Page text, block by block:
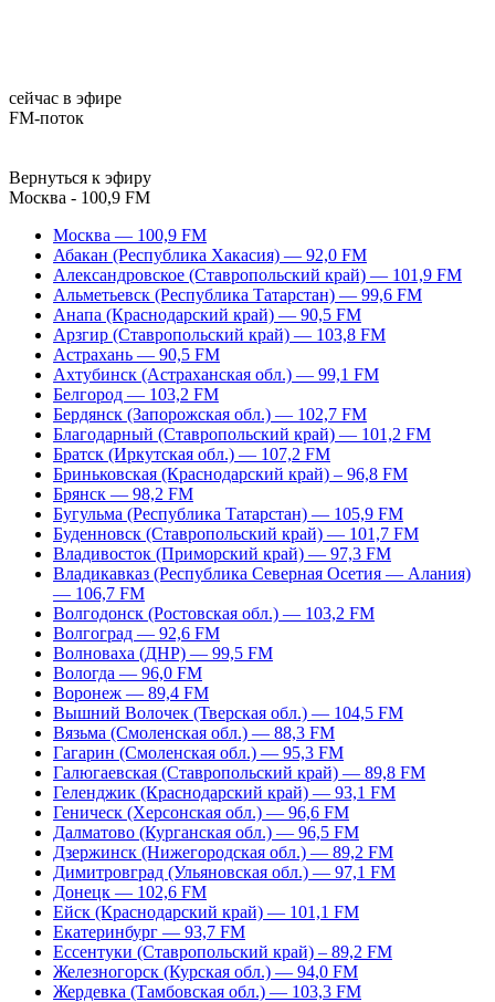
сейчас в эфире
FM-поток
Вернуться к эфиру
Москва - 100,9 FM
Москва — 100,9 FM
Абакан (Республика Хакасия) — 92,0 FM
Александровское (Ставропольский край) — 101,9 FM
Альметьевск (Республика Татарстан) — 99,6 FM
Анапа (Краснодарский край) — 90,5 FM
Арзгир (Ставропольский край) — 103,8 FM
Астрахань — 90,5 FM
Ахтубинск (Астраханская обл.) — 99,1 FM
Белгород — 103,2 FM
Бердянск (Запорожская обл.) — 102,7 FM
Благодарный (Ставропольский край) — 101,2 FM
Братск (Иркутская обл.) — 107,2 FM
Бриньковская (Краснодарский край) – 96,8 FM
Брянск — 98,2 FM
Бугульма (Республика Татарстан) — 105,9 FM
Буденновск (Ставропольский край) — 101,7 FM
Владивосток (Приморский край) — 97,3 FM
Владикавказ (Республика Северная Осетия — Алания)
— 106,7 FM
Волгодонск (Ростовская обл.) — 103,2 FM
Волгоград — 92,6 FM
Волноваха (ДНР) — 99,5 FM
Вологда — 96,0 FM
Воронеж — 89,4 FM
Вышний Волочек (Тверская обл.) — 104,5 FM
Вязьма (Смоленская обл.) — 88,3 FM
Гагарин (Смоленская обл.) — 95,3 FM
Галюгаевская (Ставропольский край) — 89,8 FM
Геленджик (Краснодарский край) — 93,1 FM
Геническ (Херсонская обл.) — 96,6 FM
Далматово (Курганская обл.) — 96,5 FM
Дзержинск (Нижегородская обл.) — 89,2 FM
Димитровград (Ульяновская обл.) — 97,1 FM
Донецк — 102,6 FM
Ейск (Краснодарский край) — 101,1 FM
Екатеринбург — 93,7 FM
Ессентуки (Ставропольский край) – 89,2 FM
Железногорск (Курская обл.) — 94,0 FM
Жердевка (Тамбовская обл.) — 103,3 FM